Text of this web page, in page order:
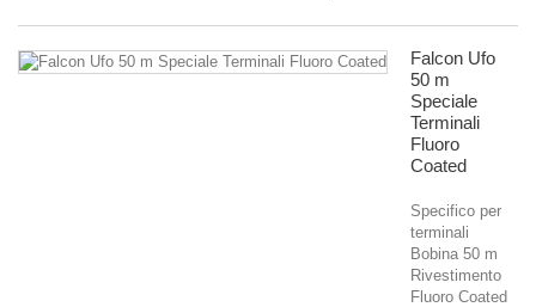
Falcon Ufo
50 m
Speciale
Terminali
Fluoro
Coated
Specifico per
terminali
Bobina 50 m
Rivestimento
Fluoro Coated